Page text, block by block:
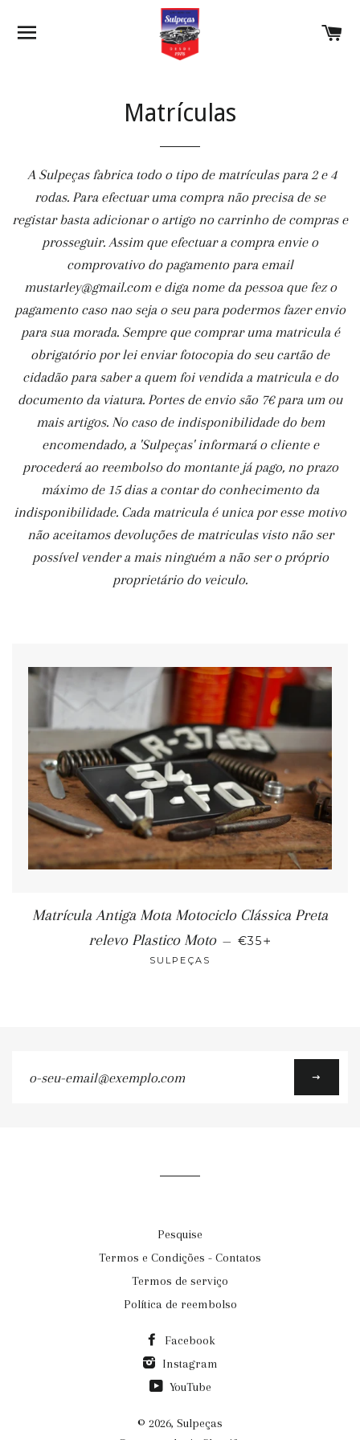
Matrículas
A Sulpeças fabrica todo o tipo de matrículas para 2 e 4
rodas. Para efectuar uma compra não precisa de se
registar basta adicionar o artigo no carrinho de compras e
prosseguir. Assim que efectuar a compra envie o
comprovativo do pagamento para email
mustarley@gmail.com e diga nome da pessoa que fez o
pagamento caso nao seja o seu para podermos fazer envio
para sua morada. Sempre que comprar uma matricula é
obrigatório por lei enviar fotocopia do seu cartão de
cidadão para saber a quem foi vendida a matricula e do
documento da viatura. Portes de envio são 7€ para um ou
mais artigos. No caso de indisponibilidade do bem
encomendado, a 'Sulpeças' informará o cliente e
procederá ao reembolso do montante já pago, no prazo
máximo de 15 dias a contar do conhecimento da
indisponibilidade. Cada matricula é unica por esse motivo
não aceitamos devoluções de matriculas visto não ser
possível vender a mais ninguém a não ser o próprio
proprietário do veiculo.
Matrícula Antiga Mota Motociclo Clássica Preta
relevo Plastico Moto — €35
SULPEÇAS
Pesquise
Termos e Condições - Contatos
Termos de serviço
Política de reembolso
Facebook
Instagram
YouTube
© 2026, Sulpeças